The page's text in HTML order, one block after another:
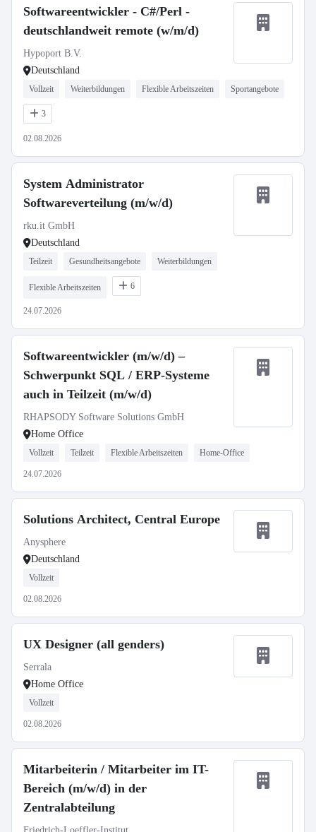
Softwareentwickler - C#/Perl -
deutschlandweit remote (w/m/d)
Hypoport B.V.
Deutschland
Vollzeit Weiterbildungen Flexible Arbeitszeiten Sportangebote
3
02.08.2026
System Administrator
Softwareverteilung (m/w/d)
rku.it GmbH
Deutschland
Teilzeit Gesundheitsangebote Weiterbildungen
Flexible Arbeitszeiten 6
24.07.2026
Softwareentwickler (m/w/d) –
Schwerpunkt SQL / ERP-Systeme
auch in Teilzeit (m/w/d)
RHAPSODY Software Solutions GmbH
Home Office
Vollzeit Teilzeit Flexible Arbeitszeiten Home-Office
24.07.2026
Solutions Architect, Central Europe
Anysphere
Deutschland
Vollzeit
02.08.2026
UX Designer (all genders)
Serrala
Home Office
Vollzeit
02.08.2026
Mitarbeiterin / Mitarbeiter im IT-
Bereich (m/w/d) in der
Zentralabteilung